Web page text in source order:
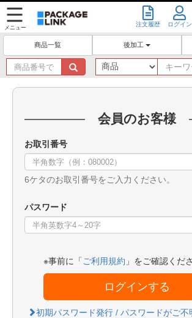
メニュー 注文履歴 ログイン
商品一覧 後加工
商
品
番
会員のお客様
お取引番号
6ケタのお取引番号をご入力ください。
パスワード
※事前に「 ご利用規約 」をご確認くだ
ログインする
初期パスワード発行 / パスワードがご不